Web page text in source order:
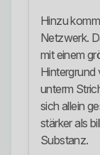
Hinzu
Netzwerk.
mit einem
Hintergrund
unterm
sich allein
stärker als
Substanz.